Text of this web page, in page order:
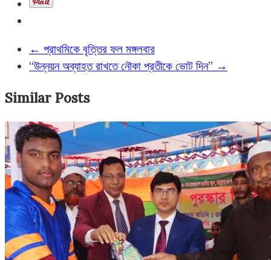
← প্রাথমিকে বৃত্তির ফল মঙ্গলবার
“উন্নয়ন অব্যাহত রাখতে নৌকা প্রতীকে ভোট দিন” →
Similar Posts